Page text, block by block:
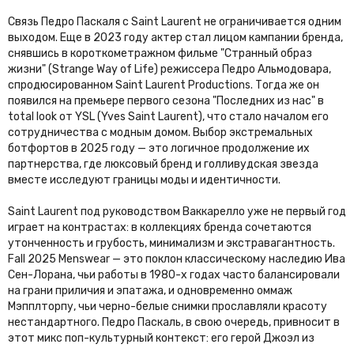
Связь Педро Паскаля с Saint Laurent не ограничивается одним
выходом. Еще в 2023 году актер стал лицом кампании бренда,
снявшись в короткометражном фильме "Странный образ
жизни" (Strange Way of Life) режиссера Педро Альмодовара,
спродюсированном Saint Laurent Productions. Тогда же он
появился на премьере первого сезона "Последних из нас" в
total look от YSL (Yves Saint Laurent), что стало началом его
сотрудничества с модным домом. Выбор экстремальных
ботфортов в 2025 году — это логичное продолжение их
партнерства, где люксовый бренд и голливудская звезда
вместе исследуют границы моды и идентичности.
Saint Laurent под руководством Ваккарелло уже не первый год
играет на контрастах: в коллекциях бренда сочетаются
утонченность и грубость, минимализм и экстравагантность.
Fall 2025 Menswear — это поклон классическому наследию Ива
Сен-Лорана, чьи работы в 1980-х годах часто балансировали
на грани приличия и эпатажа, и одновременно оммаж
Мэпплторпу, чьи черно-белые снимки прославляли красоту
нестандартного. Педро Паскаль, в свою очередь, привносит в
этот микс поп-культурный контекст: его герой Джоэл из